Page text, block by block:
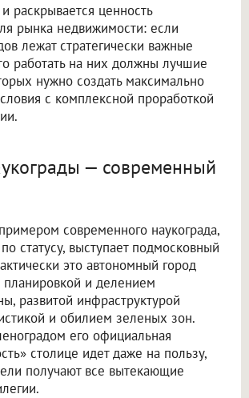
раскрывается ценность
рынка недвижимости: если
лежат стратегически важные
работать на них должны лучшие
нужно создать максимально
с комплексной проработкой
— современный
современного наукограда,
статусу, выступает подмосковный
это автономный город
планировкой и делением
развитой инфраструктурой
и обилием зеленых зон.
его официальная
столице идет даже на пользу,
получают все вытекающие